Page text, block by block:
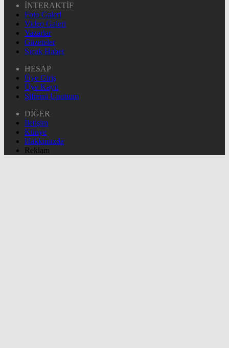
İNTERAKTİF
Foto Galeri
Video Galeri
Yazarlar
Gazeteler
Sıcak Haber
HESAP
Üye Giriş
Üye Kayıt
Şifremi Unuttum
DİĞER
İletişim
Künye
Hakkımızda
Reklam